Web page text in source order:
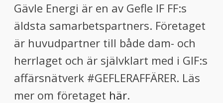
Gävle Energi är en av Gefle IF FF:s
äldsta samarbetspartners. Företaget
är huvudpartner till både dam- och
herrlaget och är självklart med i GIF:s
affärsnätverk #GEFLERAFFÄRER. Läs
mer om företaget här.